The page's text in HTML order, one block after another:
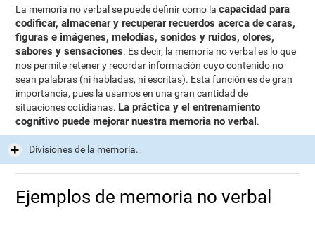
La memoria no verbal se puede definir como lacapacidad para
codificar, almacenar y recuperar recuerdos acerca de caras,
figuras e imágenes, melodías, sonidos y ruidos, olores,
sabores y sensaciones. Es decir, la memoria no verbal es lo que
nos permite retener y recordar información cuyo contenido no
sean palabras (ni habladas, ni escritas). Esta función es de gran
importancia, pues la usamos en una gran cantidad de
situaciones cotidianas. La práctica y el entrenamiento
cognitivo puede mejorar nuestra memoria no verbal.
Divisiones de la memoria.
Ejemplos de memoria no verbal